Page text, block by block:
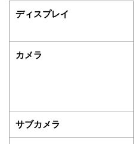
ディスプレイ
カメラ
サブカメラ